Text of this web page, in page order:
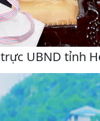
UBND tỉnh